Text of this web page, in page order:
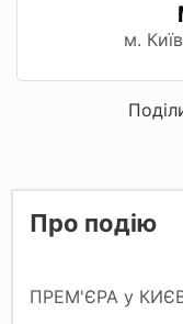
м.
Про подію
ПРЕМ'ЄРА у